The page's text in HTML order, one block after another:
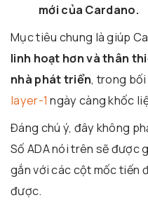
mới của Cardano.
Mục tiêu chung là giúp
linh hoạt hơn và thân
nhà phát triển, trong bối
layer-1 ngày càng khốc
Đáng chú ý, đây không
Số ADA nói trên sẽ được
gắn với các cột mốc tiến
được.